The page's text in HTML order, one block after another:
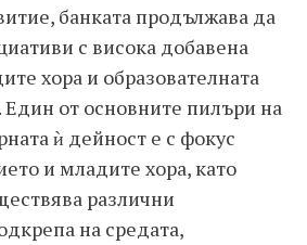
банката продължава да
с висока добавена
хора и образователната
Един от основните пилъри на
ѝ дейност е с фокус
и младите хора, като
различни
на средата,